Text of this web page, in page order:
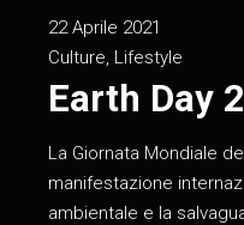
22 Aprile 2021
Culture, Lifestyle
Earth Day
La Giornata Mondiale
manifestazione
ambientale e la